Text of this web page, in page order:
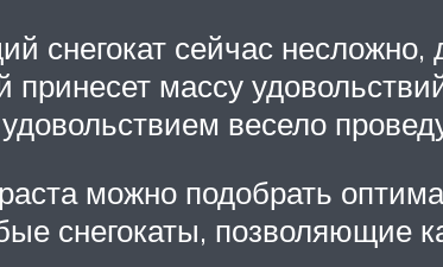
снегокат сейчас
принесет массу
весело
можно подобрать
снегокаты, позволяющие